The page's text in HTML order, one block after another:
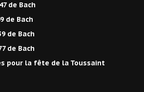
de Bach
de Bach
de Bach
de Bach
pour la fête de la Toussaint